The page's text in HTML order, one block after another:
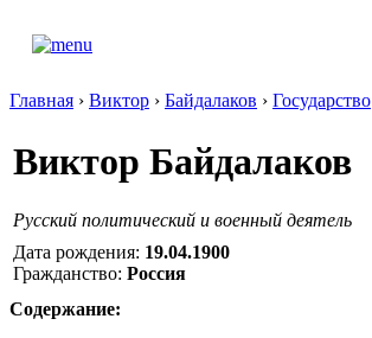
Главная › Виктор › Байдалаков › Государство
Виктор Байдалаков
Русский политический и военный деятель
Дата рождения: 19.04.1900
Гражданство: Россия
Содержание: